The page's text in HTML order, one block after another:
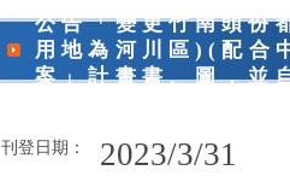
公告「變更竹南頭份
用地為河川區)(配合
案」計畫書、圖，並
刊登日期： 2023/3/31